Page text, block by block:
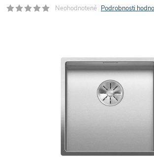
Neohodnotené Podrobnosti